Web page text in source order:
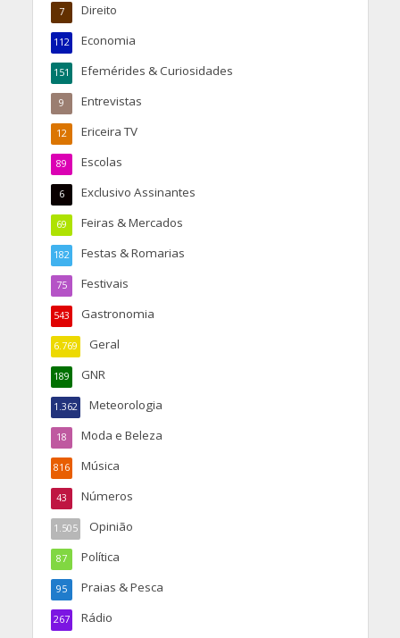
Direito
7
Economia
112
Efemérides & Curiosidades
151
Entrevistas
9
Ericeira TV
12
Escolas
89
Exclusivo Assinantes
6
Feiras & Mercados
69
Festas & Romarias
182
Festivais
75
Gastronomia
543
Geral
6.769
GNR
189
Meteorologia
1.362
Moda e Beleza
18
Música
816
Números
43
Opinião
1.505
Política
87
Praias & Pesca
95
Rádio
267